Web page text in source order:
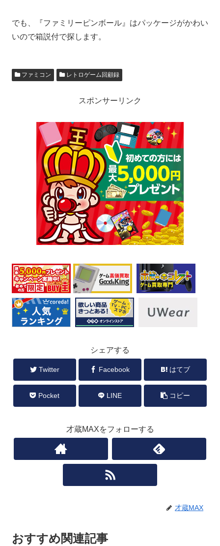
でも、『ファミリーピンボール』はパッケージがかわい
いので箱説付で探します。
ファミコン レトロゲーム回顧録
スポンサーリンク
シェアする
Twitter Facebook はてブ
Pocket LINE コピー
才蔵MAXをフォローする
才蔵MAX
おすすめ関連記事